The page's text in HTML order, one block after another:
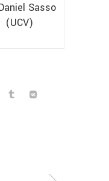
Sasso
(UCV)